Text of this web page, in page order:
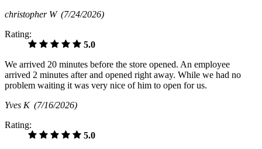
christopher W (7/24/2026)
Rating:
5.0
We arrived 20 minutes before the store opened. An employee
arrived 2 minutes after and opened right away. While we had no
problem waiting it was very nice of him to open for us.
Yves K (7/16/2026)
Rating:
5.0